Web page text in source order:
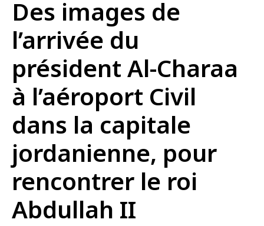
Des images de
l’arrivée du
président Al-Charaa
à l’aéroport Civil
dans la capitale
jordanienne, pour
rencontrer le roi
Abdullah II